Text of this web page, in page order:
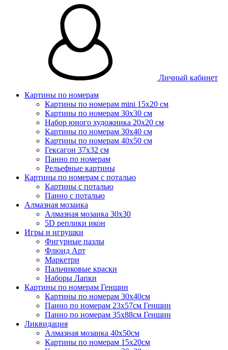
Личный кабинет
Картины по номерам
Картины по номерам mini 15х20 см
Картины по номерам 30x30 см
Набор юного художника 20х20 см
Картины по номерам 30х40 см
Картины по номерам 40х50 см
Гексагон 37х32 см
Панно по номерам
Рельефные картины
Картины по номерам с поталью
Картины с поталью
Панно с поталью
Алмазная мозаика
Алмазная мозаика 30х30
5D реплики икон
Игры и игрушки
Фигурные пазлы
Флюид Арт
Маркетри
Пальчиковые краски
Наборы Лапки
Картины по номерам Геншин
Картины по номерам 30х40см
Панно по номерам 23х57см Геншин
Панно по номерам 35х88см Геншин
Ликвидация
Алмазная мозаика 40х50см
Картины по номерам 15х20см